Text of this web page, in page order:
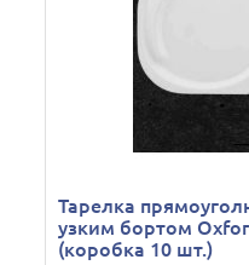
Тарелка
узким бортом
(коробка 10 шт.)